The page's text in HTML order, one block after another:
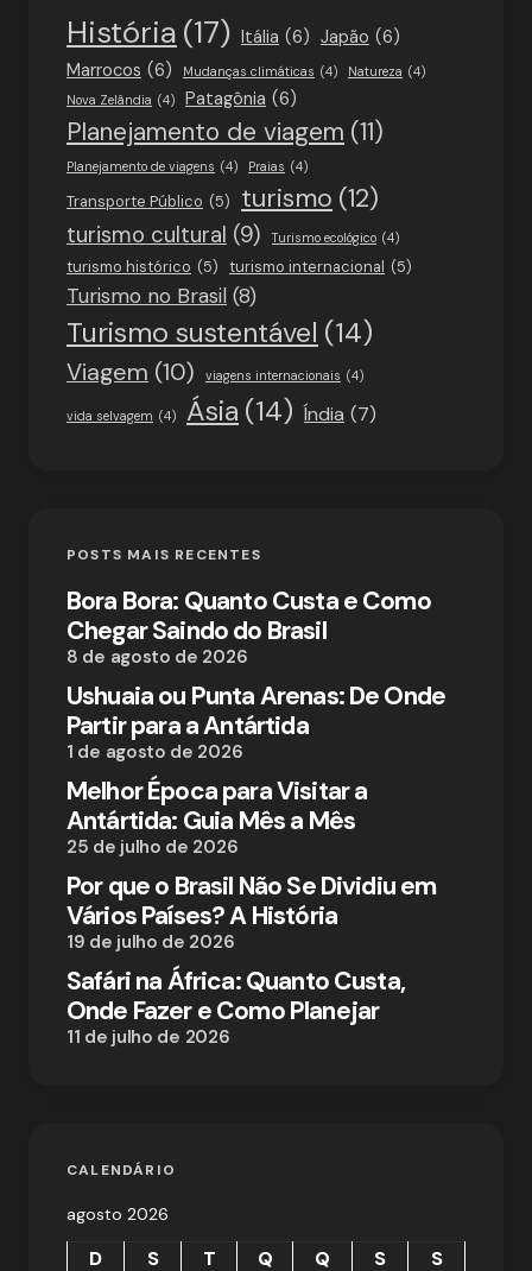
História (17) Itália (6) Japão (6)
Marrocos (6) Mudanças climáticas (4) Natureza (4)
Nova Zelândia (4) Patagônia (6)
Planejamento de viagem (11)
Planejamento de viagens (4) Praias (4)
Transporte Público (5) turismo (12)
turismo cultural (9) Turismo ecológico (4)
turismo histórico (5) turismo internacional (5)
Turismo no Brasil (8)
Turismo sustentável (14)
Viagem (10) viagens internacionais (4)
vida selvagem (4) Ásia (14) Índia (7)
POSTS MAIS RECENTES
Bora Bora: Quanto Custa e Como
Chegar Saindo do Brasil
8 de agosto de 2026
Ushuaia ou Punta Arenas: De Onde
Partir para a Antártida
1 de agosto de 2026
Melhor Época para Visitar a
Antártida: Guia Mês a Mês
25 de julho de 2026
Por que o Brasil Não Se Dividiu em
Vários Países? A História
19 de julho de 2026
Safári na África: Quanto Custa,
Onde Fazer e Como Planejar
11 de julho de 2026
CALENDÁRIO
agosto 2026
D S T Q Q S
S